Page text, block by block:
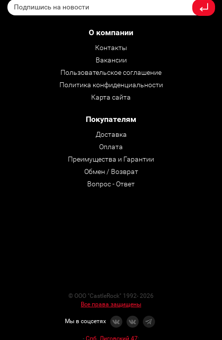
О компании
Контакты
Вакансии
Пользовательское соглашение
Политика конфиденциальности
Карта сайта
Покупателям
Доставка
Оплата
Преимущества и Гарантии
Обмен / Возврат
Вопрос - Ответ
© ООО "CastleRock" 1992- 2026
Все права защищены
Мы в соцсетях
- Спб. Лиговский 47: